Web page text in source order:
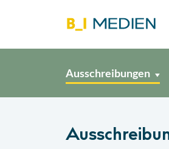
Ausschreibungen